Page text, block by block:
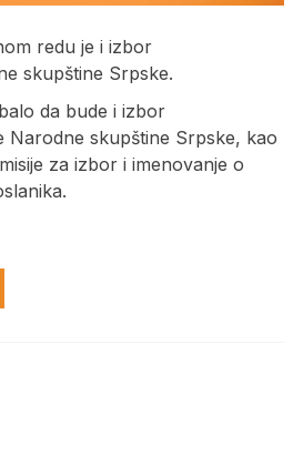
redu je i izbor
skupštine Srpske.
da bude i izbor
Narodne skupštine Srpske, kao
za izbor i imenovanje o